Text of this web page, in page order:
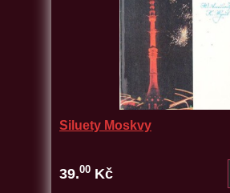
Siluety Moskvy
39.00 Kč